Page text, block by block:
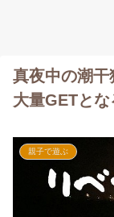
真夜中の潮
大量GETとな
親子で遊ぶ